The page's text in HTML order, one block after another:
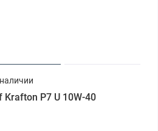
Krafton P7 U 10W-40